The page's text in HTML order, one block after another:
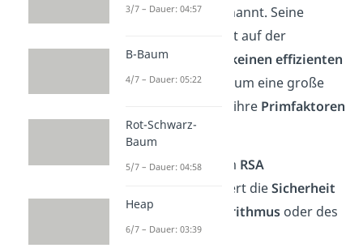
L. M. Adleman
benannt. Seine
gründet auf der
Tatsache, dass es
keinen effizienten
Algorithmusgibt, um eine große
in ihre Primfaktoren
zuzerlegen.
ImGegensatz zum RSA
basiert dieSicherheit
desElGamal Algorithmus oder des
Diffie-Hellmann
3/7 – Dauer: 04:57
B-Baum
4/7 – Dauer: 05:22
Rot-Schwarz-
Baum
5/7 – Dauer: 04:58
Heap
6/7 – Dauer: 03:39